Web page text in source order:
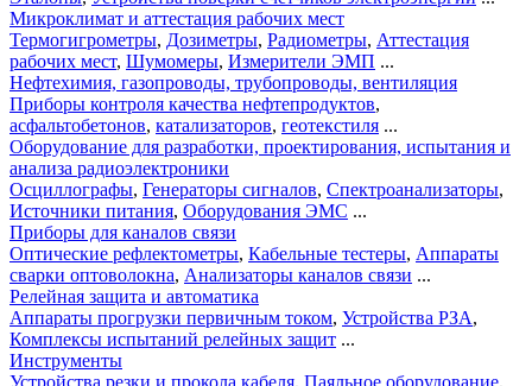
Микроклимат и аттестация рабочих мест
Термогигрометры, Дозиметры, Радиометры, Аттестация
рабочих мест, Шумомеры, Измерители ЭМП ...
Нефтехимия, газопроводы, трубопроводы, вентиляция
Приборы контроля качества нефтепродуктов,
асфальтобетонов, катализаторов, геотекстиля ...
Оборудование для разработки, проектирования, испытания и
анализа радиоэлектроники
Осциллографы, Генераторы сигналов, Спектроанализаторы,
Источники питания, Оборудования ЭМС ...
Приборы для каналов связи
Оптические рефлектометры, Кабельные тестеры, Аппараты
сварки оптоволокна, Анализаторы каналов связи ...
Релейная защита и автоматика
Аппараты прогрузки первичным током, Устройства РЗА,
Комплексы испытаний релейных защит ...
Инструменты